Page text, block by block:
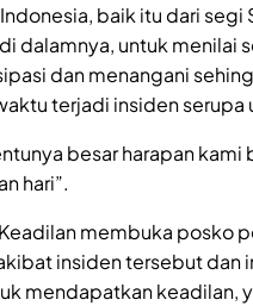
baik itu dari segi
dalamnya, untuk menilai
dan menangani
terjadi insiden serupa
besar harapan
hari”.
membuka posko
insiden tersebut dan
mendapatkan keadilan,